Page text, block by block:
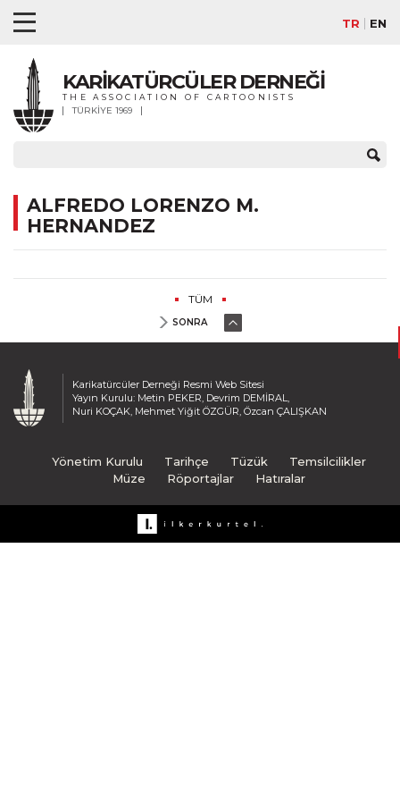
TR EN
KARİKATÜRCÜLER DERNEĞİ
THE ASSOCIATION OF CARTOONISTS
TÜRKİYE 1969
ALFREDO LORENZO M.
HERNANDEZ
TÜM
SONRA
Karikatürcüler Derneği Resmi Web Sitesi
Yayın Kurulu: Metin PEKER, Devrim DEMİRAL,
Nuri KOÇAK, Mehmet Yiğit ÖZGÜR, Özcan ÇALIŞKAN
Yönetim Kurulu Tarihçe Tüzük
Temsilcilikler
Müze
Röportajlar Hatıralar